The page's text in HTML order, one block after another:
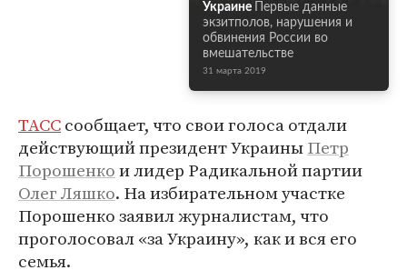
Украине
Первые данные
экзитполов, нарушения и
обвинения России во
вмешательстве
31 марта 2019
ТАССсообщает, что свои голоса отдали
действующий президент УкраиныПетр
Порошенкои лидер Радикальной партии
Олег Ляшко. На избирательном участке
Порошенко заявил журналистам, что
проголосовал «за Украину», как и вся его
семья.